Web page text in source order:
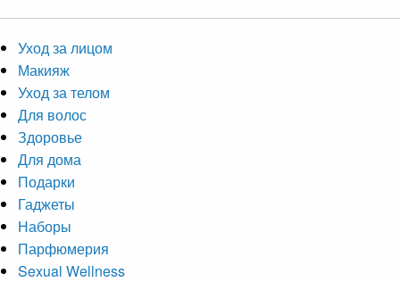
Уход за лицом
Макияж
Уход за телом
Для волос
Здоровье
Для дома
Подарки
Гаджеты
Наборы
Парфюмерия
Sexual Wellness